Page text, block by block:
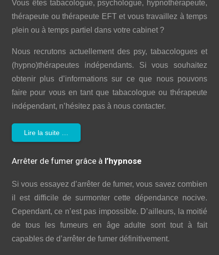
Vous êtes tabacologue, psychologue, hypnothérapeute,
thérapeute ou thérapeute EFT et vous travaillez à temps
plein ou à temps partiel dans votre cabinet ?
Nous recrutons actuellement des psy, tabacologues et
(hypno)thérapeutes indépendants. Si vous souhaitez
obtenir plus d’informations sur ce que nous pouvons
faire pour vous en tant que tabacologue ou thérapeute
indépendant, n’hésitez pas à nous contacter.
Lire la suite …
Arrêter de fumer grâce à l’hypnose
Si vous essayez d’arrêter de fumer, vous savez combien
il est difficile de surmonter cette dépendance nocive.
Cependant, ce n’est pas impossible. D’ailleurs, la moitié
de tous les fumeurs en âge adulte sont tout à fait
capables de d’arrêter de fumer définitivement.